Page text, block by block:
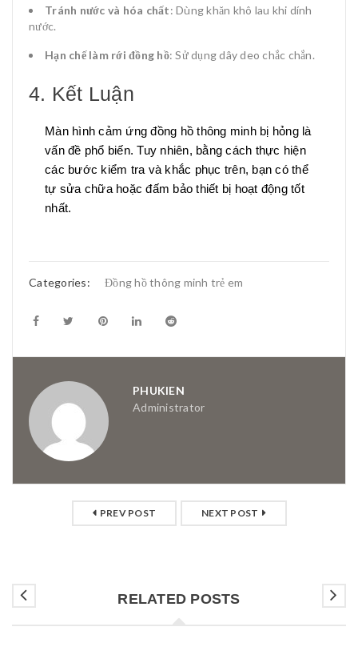
Tránh nước và hóa chất: Dùng khăn khô lau khi dính
nước.
Hạn chế làm rới đồng hồ: Sử dụng dây deo chắc chắn.
4. Kết Luận
Màn hình cảm ứng đồng hồ thông minh bị hỏng là
vấn đề phổ biến. Tuy nhiên, bằng cách thực hiện
các bước kiểm tra và khắc phục trên, bạn có thể
tự sửa chữa hoặc đấm bảo thiết bị hoạt động tốt
nhất.
Categories: Đồng hồ thông minh trẻ em
PHUKIEN
Administrator
PREV POST NEXT POST
RELATED POSTS